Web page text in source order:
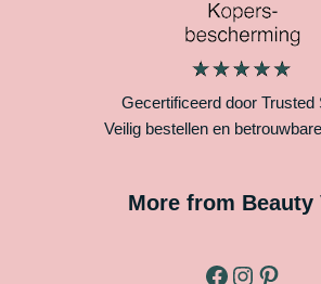
Gecertificeerd door Trusted
Veilig bestellen en
More from Beauty